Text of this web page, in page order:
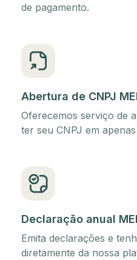
de pagamento.
Abertura de CNPJ
Oferecemos serviço de
ter seu CNPJ em
Declaração anual MEI
Emita declarações e
diretamente da nossa